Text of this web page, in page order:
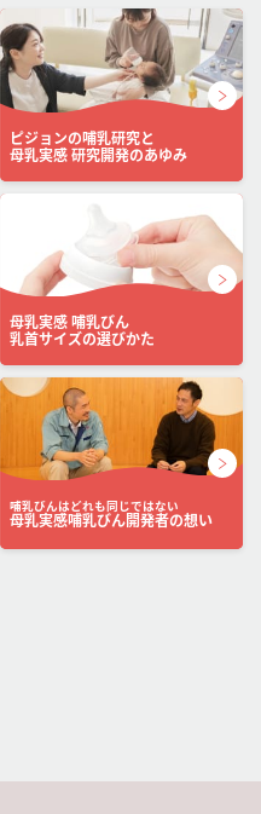
ピジョンの哺乳研究と
母乳実感 研究開発のあゆみ
母乳実感 哺乳びん
乳首サイズの選びかた
哺乳びんはどれも同じではない
母乳実感哺乳びん開発者の想い